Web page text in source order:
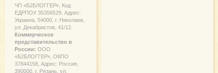
ЧП «Б2БЛОГГЕР», Код
ЕДРПОУ 35356529. Адрес:
Украина, 54000, г. Николаев,
ул. Декабристов, 41/12.
Коммерческое
представительство в
России: ООО
«Б2БЛОГГЕР», ОКПО
37844158, Адрес: Россия,
390000, г. Рязань, ул.